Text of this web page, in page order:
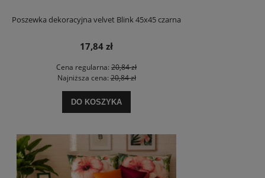
Poszewka dekoracyjna velvet Blink 45x45 czarna
17,84 zł
Cena regularna: 20,84 zł
Najniższa cena:20,84 zł
DO KOSZYKA